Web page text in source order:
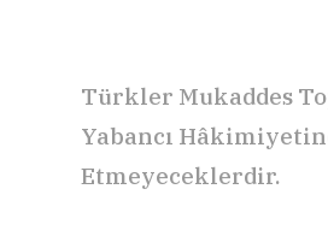
Türkler Mukaddes
Yabancı
Etmeyeceklerdir.